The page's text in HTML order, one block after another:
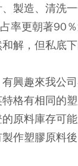
製造、清洗
率更朝著90
解，但私底
有興趣來我公
格有相同的
原料庫存可
作塑膠原料